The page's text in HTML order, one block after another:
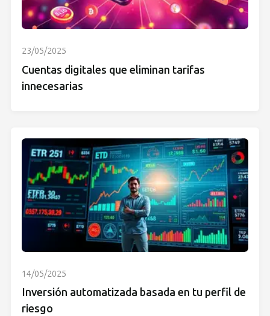
23/05/2025
Cuentas digitales que eliminan tarifas
innecesarias
14/05/2025
Inversión automatizada basada en tu perfil de
riesgo